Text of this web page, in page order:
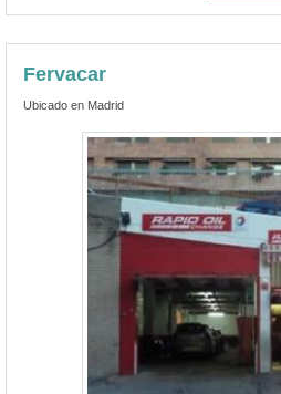
Fervacar
Ubicado en Madrid